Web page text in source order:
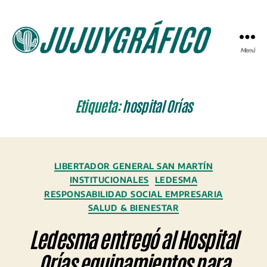
Menú
Etiqueta:hospital Orías
Categorías
LIBERTADOR GENERAL SAN MARTÍN
INSTITUCIONALES
LEDESMA
RESPONSABILIDAD SOCIAL EMPRESARIA
SALUD & BIENESTAR
Ledesma entregó al Hospital